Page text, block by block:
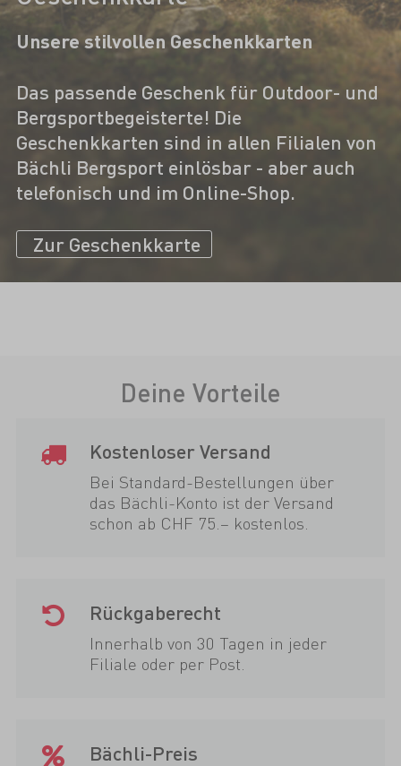
Unsere stilvollen Geschenkkarten
Das passende Geschenk für Outdoor- und
Bergsportbegeisterte! Die
Geschenkkarten sind in allen Filialen von
Bächli Bergsport einlösbar - aber auch
telefonisch und im Online-Shop.
Zur Geschenkkarte
Deine Vorteile
Kostenloser Versand
Bei Standard-Bestellungen über
das Bächli-Konto ist der Versand
schon ab CHF 75.– kostenlos.
Rückgaberecht
Innerhalb von 30 Tagen in jeder
Filiale oder per Post.
Bächli-Preis